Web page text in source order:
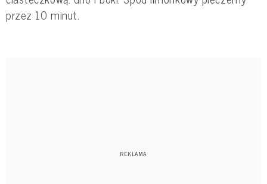
przez 10 minut.